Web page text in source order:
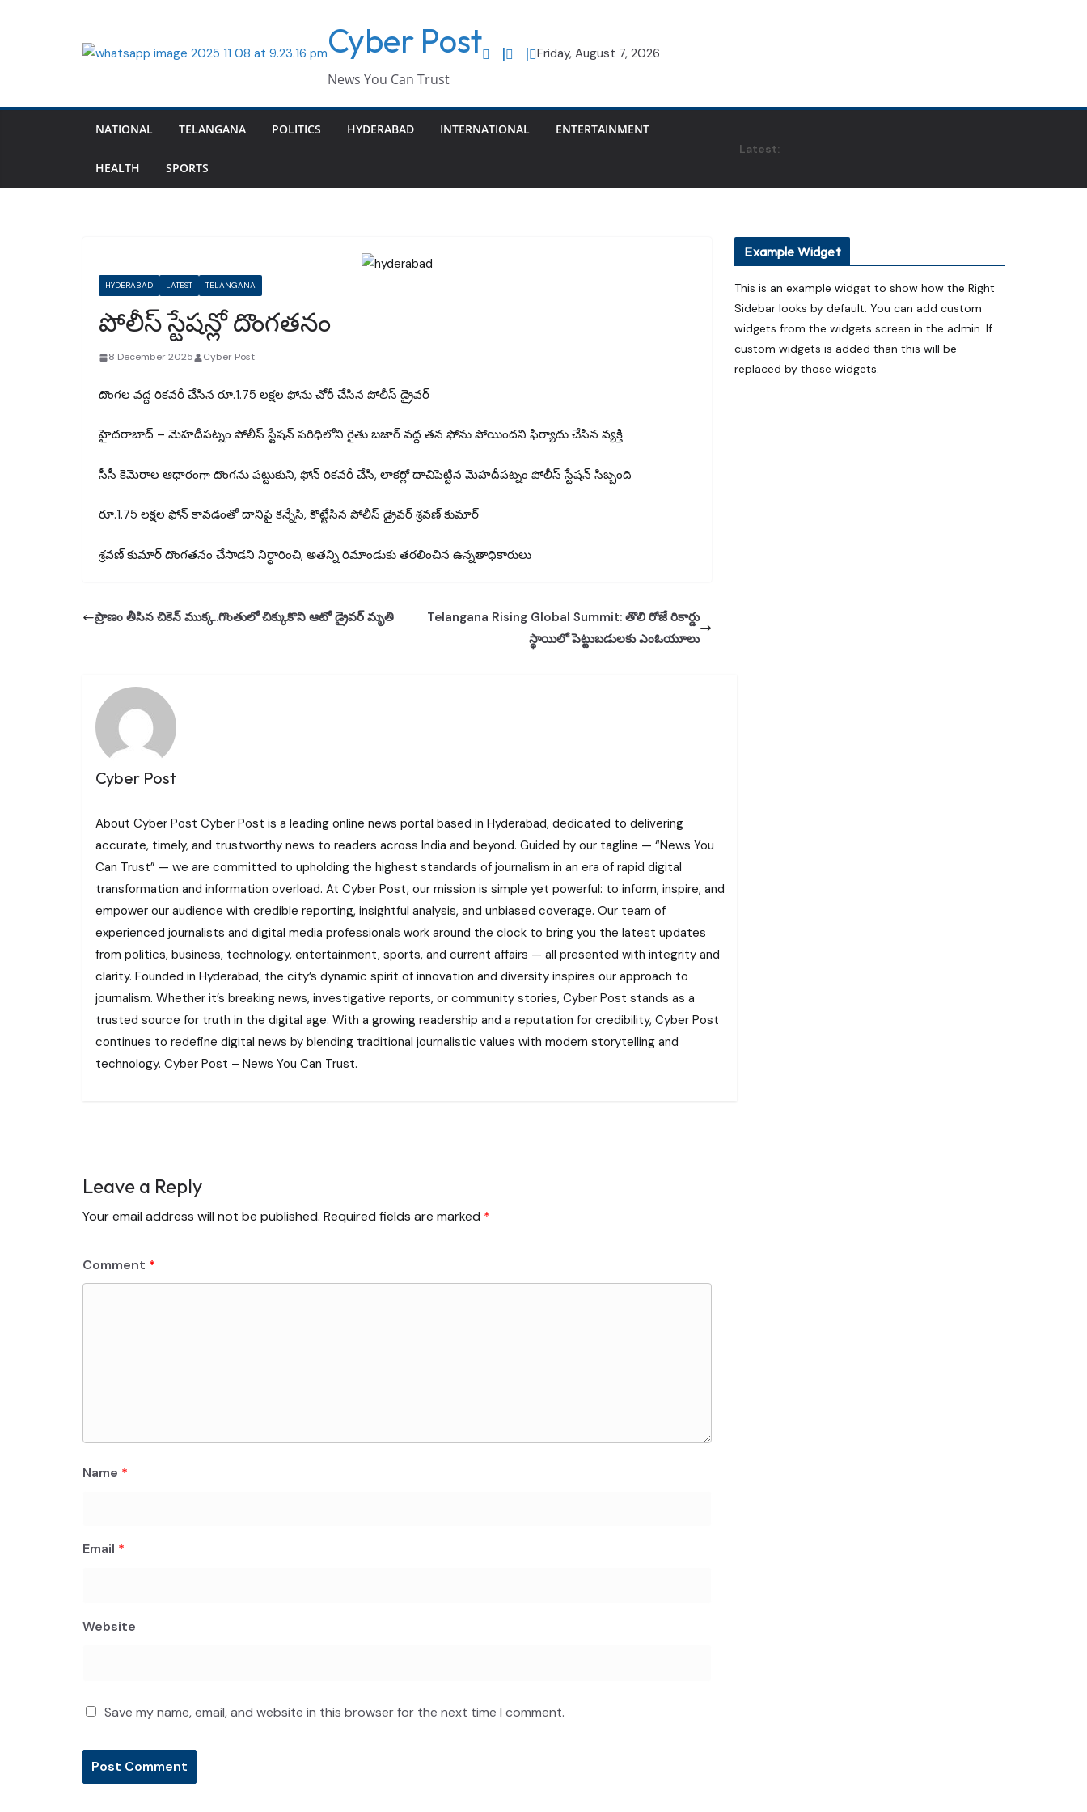
Cyber Post
News You Can Trust
Friday, August 7, 2026
NATIONAL TELANGANA POLITICS HYDERABAD INTERNATIONAL ENTERTAINMENT
HEALTH SPORTS
Latest:
HYDERABAD LATEST TELANGANA
పోలీస్ స్టేషన్లో దొంగతనం
8 December 2025 Cyber Post
దొంగల వద్ద రికవరీ చేసిన రూ.1.75 లక్షల ఫోను చోరీ చేసిన పోలీస్ డ్రైవర్
హైదరాబాద్ – మెహదీపట్నం పోలీస్ స్టేషన్ పరిధిలోని రైతు బజార్ వద్ద తన ఫోను పోయిందని ఫిర్యాదు చేసిన వ్యక్తి
సీసీ కెమెరాల ఆధారంగా దొంగను పట్టుకుని, ఫోన్ రికవరీ చేసి, లాకర్లో దాచిపెట్టిన మెహదీపట్నం పోలీస్ స్టేషన్ సిబ్బంది
రూ.1.75 లక్షల ఫోన్ కావడంతో దానిపై కన్నేసి, కొట్టేసిన పోలీస్ డ్రైవర్ శ్రవణ్ కుమార్
శ్రవణ్ కుమార్ దొంగతనం చేసాడని నిర్ధారించి, అతన్ని రిమాండుకు తరలించిన ఉన్నతాధికారులు
ప్రాణం తీసిన చికెన్ ముక్క..గొంతులో చిక్కుకొని ఆటో డ్రైవర్ మృతి
Telangana Rising Global Summit: తొలి రోజే రికార్డు
స్థాయిలో పెట్టుబడులకు ఎంఓయూలు
Cyber Post
About Cyber Post Cyber Post is a leading online news portal based in Hyderabad, dedicated to delivering
accurate, timely, and trustworthy news to readers across India and beyond. Guided by our tagline — “News You
Can Trust” — we are committed to upholding the highest standards of journalism in an era of rapid digital
transformation and information overload. At Cyber Post, our mission is simple yet powerful: to inform, inspire, and
empower our audience with credible reporting, insightful analysis, and unbiased coverage. Our team of
experienced journalists and digital media professionals work around the clock to bring you the latest updates
from politics, business, technology, entertainment, sports, and current affairs — all presented with integrity and
clarity. Founded in Hyderabad, the city’s dynamic spirit of innovation and diversity inspires our approach to
journalism. Whether it’s breaking news, investigative reports, or community stories, Cyber Post stands as a
trusted source for truth in the digital age. With a growing readership and a reputation for credibility, Cyber Post
continues to redefine digital news by blending traditional journalistic values with modern storytelling and
technology. Cyber Post – News You Can Trust.
Leave a Reply
Your email address will not be published. Required fields are marked *
Comment *
Name *
Email *
Website
Save my name, email, and website in this browser for the next time I comment.
Example Widget
This is an example widget to show how the Right
Sidebar looks by default. You can add custom
widgets from the widgets screen in the admin. If
custom widgets is added than this will be
replaced by those widgets.